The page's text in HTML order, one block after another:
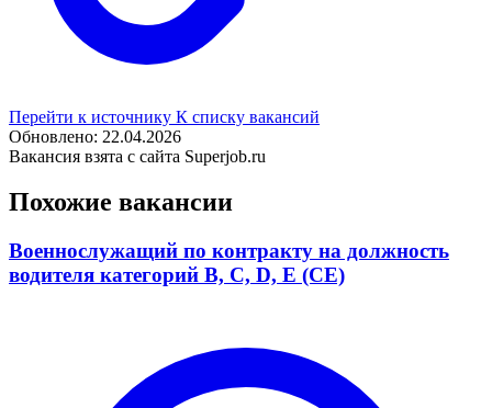
Перейти к источнику К списку вакансий
Обновлено: 22.04.2026
Вакансия взята с сайта Superjob.ru
Похожие вакансии
Военнослужащий по контракту на должность
водителя категорий B, С, D, E (CE)